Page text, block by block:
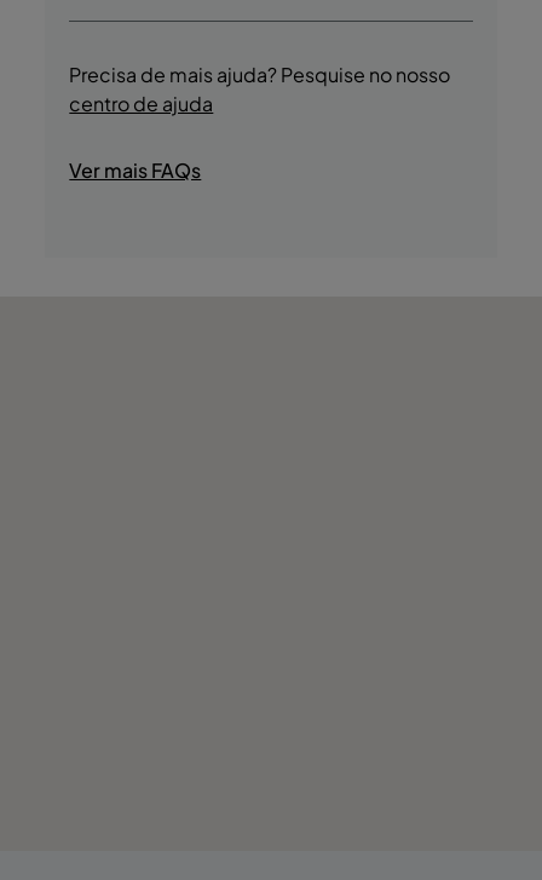
disponível para os hóspedes.
Precisa de mais ajuda? Pesquise no nosso
centro de ajuda
Ver mais FAQs